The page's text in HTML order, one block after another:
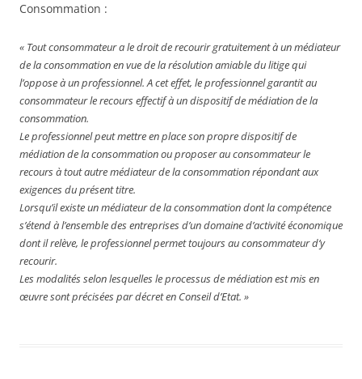
Consommation :
« Tout consommateur a le droit de recourir gratuitement à un médiateur
de la consommation en vue de la résolution amiable du litige qui
l’oppose à un professionnel. A cet effet, le professionnel garantit au
consommateur le recours effectif à un dispositif de médiation de la
consommation.
Le professionnel peut mettre en place son propre dispositif de
médiation de la consommation ou proposer au consommateur le
recours à tout autre médiateur de la consommation répondant aux
exigences du présent titre.
Lorsqu’il existe un médiateur de la consommation dont la compétence
s’étend à l’ensemble des entreprises d’un domaine d’activité économique
dont il relève, le professionnel permet toujours au consommateur d’y
recourir.
Les modalités selon lesquelles le processus de médiation est mis en
œuvre sont précisées par décret en Conseil d’Etat. »